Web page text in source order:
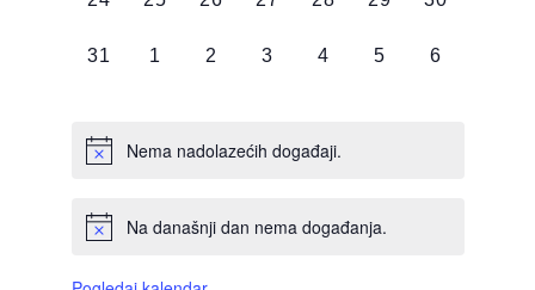
0
31
0
1
0
2
0
3
0
4
0
5
0
6
Nema nadolazećih događaji.
Na današnji dan nema događanja.